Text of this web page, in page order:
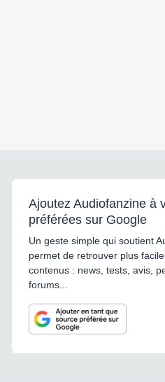
Ajoutez Audiofanzine à
préférées sur Google
Un geste simple qui soutient
permet de retrouver plus
contenus : news, tests, avis,
forums...